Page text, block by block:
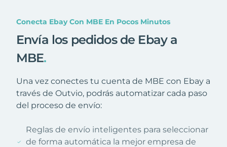
Conecta Ebay Con MBE En Pocos Minutos
Envía los pedidos de Ebay a
MBE.
Una vez conectes tu cuenta de MBE con Ebay a
través de Outvio, podrás automatizar cada paso
del proceso de envío:
Reglas de envío inteligentes para seleccionar
de forma automática la mejor empresa de